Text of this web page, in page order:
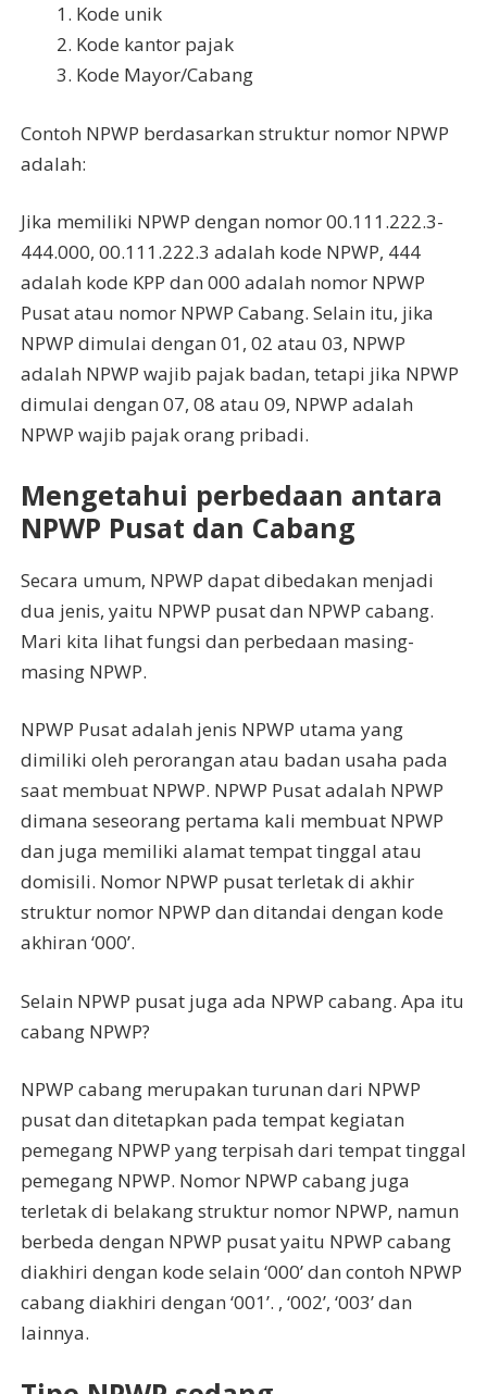
Kode unik
Kode kantor pajak
Kode Mayor/Cabang
Contoh NPWP berdasarkan struktur nomor NPWP
adalah:
Jika memiliki NPWP dengan nomor 00.111.222.3-
444.000, 00.111.222.3 adalah kode NPWP, 444
adalah kode KPP dan 000 adalah nomor NPWP
Pusat atau nomor NPWP Cabang. Selain itu, jika
NPWP dimulai dengan 01, 02 atau 03, NPWP
adalah NPWP wajib pajak badan, tetapi jika NPWP
dimulai dengan 07, 08 atau 09, NPWP adalah
NPWP wajib pajak orang pribadi.
Mengetahui perbedaan antara
NPWP Pusat dan Cabang
Secara umum, NPWP dapat dibedakan menjadi
dua jenis, yaitu NPWP pusat dan NPWP cabang.
Mari kita lihat fungsi dan perbedaan masing-
masing NPWP.
NPWP Pusat adalah jenis NPWP utama yang
dimiliki oleh perorangan atau badan usaha pada
saat membuat NPWP. NPWP Pusat adalah NPWP
dimana seseorang pertama kali membuat NPWP
dan juga memiliki alamat tempat tinggal atau
domisili. Nomor NPWP pusat terletak di akhir
struktur nomor NPWP dan ditandai dengan kode
akhiran ‘000’.
Selain NPWP pusat juga ada NPWP cabang. Apa itu
cabang NPWP?
NPWP cabang merupakan turunan dari NPWP
pusat dan ditetapkan pada tempat kegiatan
pemegang NPWP yang terpisah dari tempat tinggal
pemegang NPWP. Nomor NPWP cabang juga
terletak di belakang struktur nomor NPWP, namun
berbeda dengan NPWP pusat yaitu NPWP cabang
diakhiri dengan kode selain ‘000’ dan contoh NPWP
cabang diakhiri dengan ‘001’. , ‘002’, ‘003’ dan
lainnya.